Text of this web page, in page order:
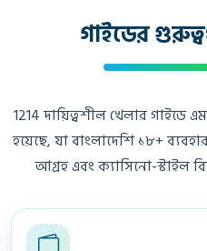
গাইডের
1214 দায়িত্বশীল খেলার গাইডে
হয়েছে, যা বাংলাদেশি ১৮+
আগ্রহ এবং ক্যাসিনো-স্টাইল